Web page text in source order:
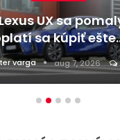
Lexus UX sa
sa kúpiť
varga aug 7, 2026